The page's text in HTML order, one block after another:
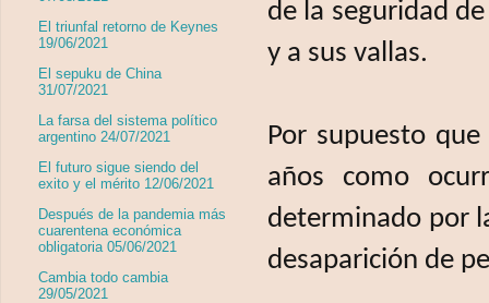
de la seguridad
y a sus vallas.
Por supuesto
años como
determinado por
desaparición de
El triunfal retorno de Keynes
19/06/2021
El sepuku de China
31/07/2021
La farsa del sistema político
argentino 24/07/2021
El futuro sigue siendo del
exito y el mérito 12/06/2021
Después de la pandemia más
cuarentena económica
obligatoria 05/06/2021
Cambia todo cambia
29/05/2021